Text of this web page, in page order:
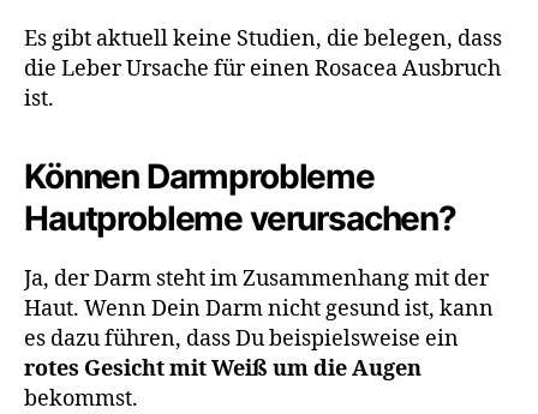
Es gibt aktuell keine Studien, die belegen, dass
die Leber Ursache für einen Rosacea Ausbruch
ist.
Können Darmprobleme
Hautprobleme verursachen?
Ja, der Darm steht im Zusammenhang mit der
Haut. Wenn Dein Darm nicht gesund ist, kann
es dazu führen, dass Du beispielsweise ein
rotes Gesicht mit Weiß um die Augen
bekommst.